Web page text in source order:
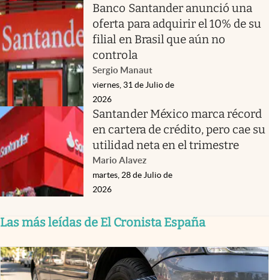
Banco Santander anunció una
oferta para adquirir el 10% de su
filial en Brasil que aún no
controla
Sergio Manaut
viernes, 31 de Julio de
2026
Santander México marca récord
en cartera de crédito, pero cae su
utilidad neta en el trimestre
Mario Alavez
martes, 28 de Julio de
2026
Las más leídas de El Cronista España